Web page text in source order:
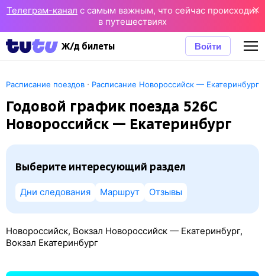
Телеграм-канал с самым важным, что сейчас происходит
в путешествиях
Ж/д билеты Войти
Расписание поездов · Расписание Новороссийск — Екатеринбург
Годовой график поезда 526С
Новороссийск — Екатеринбург
Выберите интересующий раздел
Дни следования Маршрут Отзывы
Новороссийск, Вокзал Новороссийск — Екатеринбург,
Вокзал Екатеринбург